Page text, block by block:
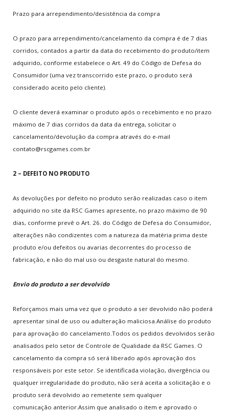
Prazo para arrependimento/desistência da compra
O prazo para arrependimento/cancelamento da compra é de 7 dias
corridos, contados a partir da data do recebimento do produto/item
adquirido, conforme estabelece o Art. 49 do Código de Defesa do
Consumidor (uma vez transcorrido este prazo, o produto será
considerado aceito pelo cliente).
O cliente deverá examinar o produto após o recebimento e no prazo
máximo de 7 dias corridos da data da entrega, solicitar o
cancelamento/devolução da compra através do e-mail
contato@rscgames.com.br
2 – DEFEITO NO PRODUTO
As devoluções por defeito no produto serão realizadas caso o item
adquirido no site da RSC Games apresente, no prazo máximo de 90
dias, conforme prevê o Art. 26. do Código de Defesa do Consumidor,
alterações não condizentes com a natureza da matéria prima deste
produto e/ou defeitos ou avarias decorrentes do processo de
fabricação, e não do mal uso ou desgaste natural do mesmo.
Envio do produto a ser devolvido
Reforçamos mais uma vez que o produto a ser devolvido não poderá
apresentar sinal de uso ou adulteração maliciosa.Análise do produto
para aprovação do cancelamento.Todos os pedidos devolvidos serão
analisados pelo setor de Controle de Qualidade da RSC Games. O
cancelamento da compra só será liberado após aprovação dos
responsáveis por este setor. Se identificada violação, divergência ou
qualquer irregularidade do produto, não será aceita a solicitação e o
produto será devolvido ao remetente sem qualquer
comunicação anterior.Assim que analisado o item e aprovado o
Games Mais Jogados
Games Mais Votados
Games Atualizados
Quem somos
Contato
Pesquisar no site
NOVOS
Super Mario Bros.
Table Soccer
Termos do Site
Política de Privacidade
Informação aos Pais
Política de Cookies
Política de Trocas